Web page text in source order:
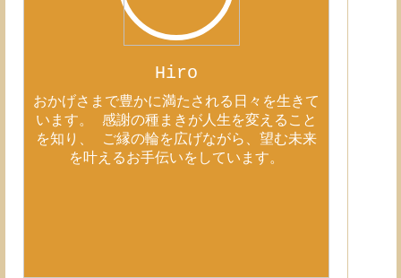
Hiro
おかげさまで豊かに満たされる日々を生きて
います。 感謝の種まきが人生を変えること
を知り、 ご縁の輪を広げながら、望む未来
を叶えるお手伝いをしています。